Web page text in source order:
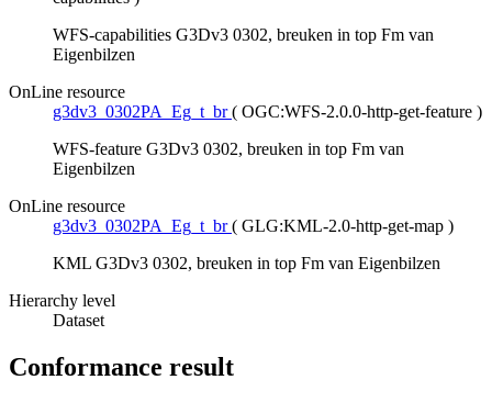
WFS-capabilities G3Dv3 0302, breuken in top Fm van
Eigenbilzen
OnLine resource
g3dv3_0302PA_Eg_t_br ( OGC:WFS-2.0.0-http-get-feature )
WFS-feature G3Dv3 0302, breuken in top Fm van
Eigenbilzen
OnLine resource
g3dv3_0302PA_Eg_t_br ( GLG:KML-2.0-http-get-map )
KML G3Dv3 0302, breuken in top Fm van Eigenbilzen
Hierarchy level
Dataset
Conformance result